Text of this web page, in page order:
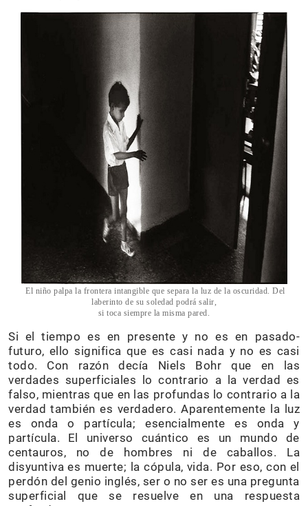
El niño palpa la frontera intangible que separa la luz de la oscuridad. Del
laberinto de su soledad podrá salir,
si toca siempre la misma pared.
Si el tiempo es en presente y no es en pasado-
futuro, ello significa que es casi nada y no es casi
todo. Con razón decía Niels Bohr que en las
verdades superficiales lo contrario a la verdad es
falso, mientras que en las profundas lo contrario a la
verdad también es verdadero. Aparentemente la luz
es onda o partícula; esencialmente es onda y
partícula. El universo cuántico es un mundo de
centauros, no de hombres ni de caballos. La
disyuntiva es muerte; la cópula, vida. Por eso, con el
perdón del genio inglés, ser o no ser es una pregunta
superficial que se resuelve en una respuesta